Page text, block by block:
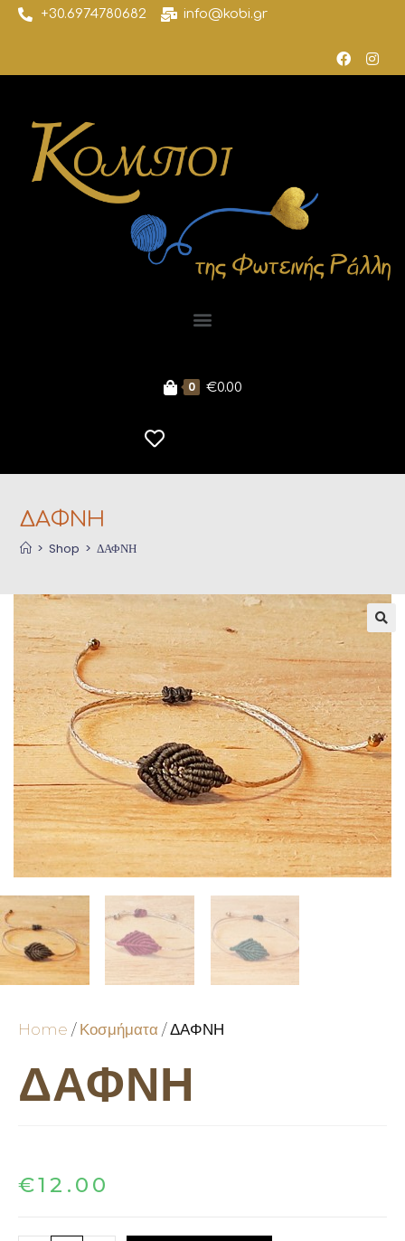
+30.6974780682 info@kobi.gr
0 €0.00
ΔΑΦΝΗ
> Shop > ΔΑΦΝΗ
Home / Κοσμήματα / ΔΑΦΝΗ
ΔΑΦΝΗ
€12.00